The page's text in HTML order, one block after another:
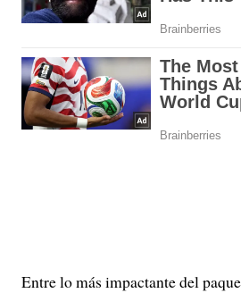
Entre lo más impactante del